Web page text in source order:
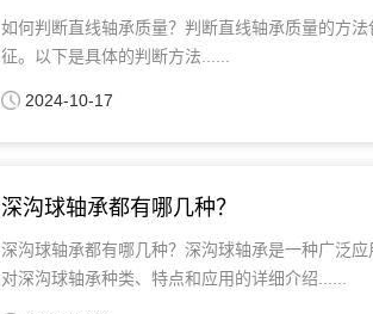
如何判断直线轴承质量？判断直线轴承质量的方
征。以下是具体的判断方法......
2024-10-17
深沟球轴承都有哪几种？
深沟球轴承都有哪几种？深沟球轴承是一种广泛
对深沟球轴承种类、特点和应用的详细介绍......